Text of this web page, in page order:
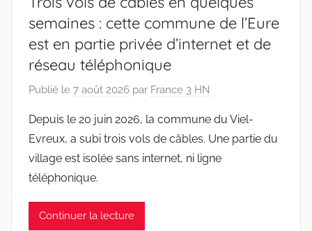
semaines : cette commune de l’Eure
est en partie privée d’internet et de
réseau téléphonique
Publié le 7 août 2026 par France 3 HN
Depuis le 20 juin 2026, la commune du Viel-
Evreux, a subi trois vols de câbles. Une partie du
village est isolée sans internet, ni ligne
téléphonique.
Continuer la lecture